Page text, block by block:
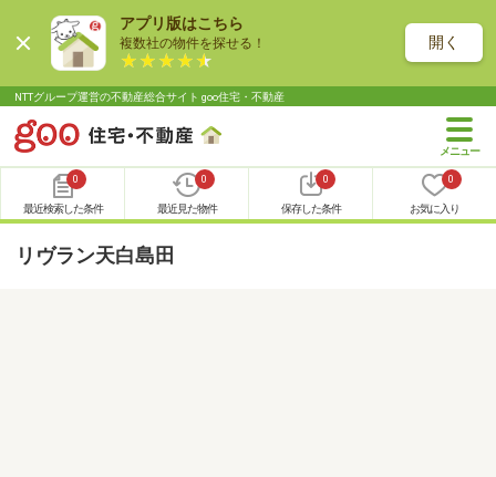
アプリ版はこちら
複数社の物件を探せる！ 開く
NTTグループ運営の不動産総合サイト goo住宅・不動産
0
最近検索した条件
0
最近見た物件
0
保存した条件
0
お気に入り
リヴラン天白島田